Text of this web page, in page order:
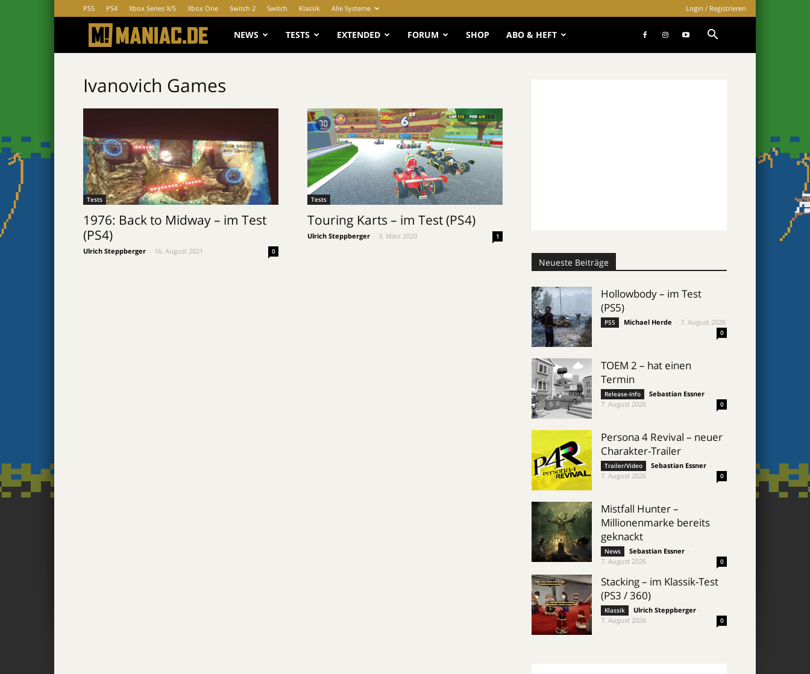
PS5 PS4 Xbox Series X/S Xbox One Switch 2 Switch Klassik Alle Systeme Login / Registrieren
MANIAC.de
NEWS TESTS EXTENDED FORUM SHOP ABO & HEFT
Ivanovich Games
Tests
1976: Back to Midway – im Test
(PS4)
Ulrich Steppberger 16. August 2021 0
Tests
Touring Karts – im Test (PS4)
Ulrich Steppberger 3. März 2020 1
Neueste Beiträge
Hollowbody – im Test
(PS5)
PS5 Michael Herde 7. August 2026
0
TOEM 2 – hat einen
Termin
Release-Info Sebastian Essner
7. August 2026
0
Persona 4 Revival – neuer
Charakter-Trailer
Trailer/Video Sebastian Essner
7. August 2026
0
Mistfall Hunter –
Millionenmarke bereits
geknackt
News Sebastian Essner
7. August 2026
0
Stacking – im Klassik-Test
(PS3 / 360)
Klassik Ulrich Steppberger
7. August 2026
0